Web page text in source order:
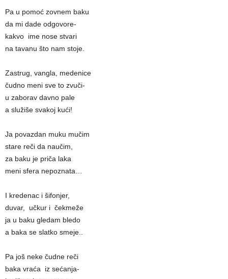
Pa u pomoć zovnem baku
da mi dade odgovore-
kakvo ime nose stvari
na tavanu što nam stoje.
Zastrug, vangla, medenice
čudno meni sve to zvuči-
u zaborav davno pale
a služiše svakoj kući!
Ja povazdan muku mučim
stare reči da naučim,
za baku je priča laka
meni sfera nepoznata…
I kredenac i šifonjer,
duvar, učkur i čekmeže
ja u baku gledam bledo
a baka se slatko smeje..
Pa još neke čudne reči
baka vraća iz sećanja-